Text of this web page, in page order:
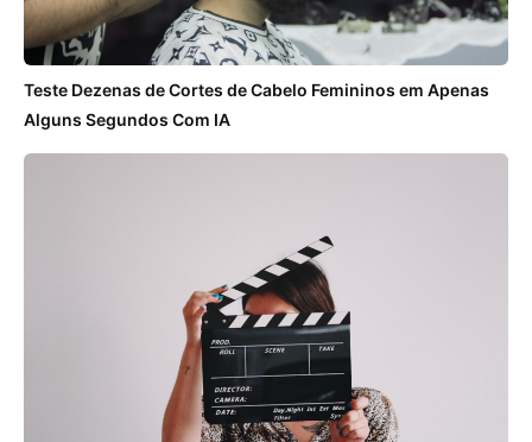
Teste Dezenas de Cortes de Cabelo Femininos em Apenas
Alguns Segundos Com IA